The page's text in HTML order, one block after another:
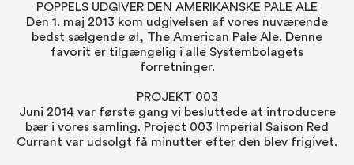
POPPELS UDGIVER DEN AMERIKANSKE PALE ALE
Den 1. maj 2013 kom udgivelsen af vores nuværende
bedst sælgende øl, The American Pale Ale. Denne
favorit er tilgængelig i alle Systembolagets
forretninger.
PROJEKT 003
Juni 2014 var første gang vi besluttede at introducere
bær i vores samling. Project 003 Imperial Saison Red
Currant var udsolgt få minutter efter den blev frigivet.